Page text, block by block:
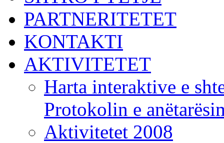
PARTNERITETET
KONTAKTI
AKTIVITETET
Harta interaktive e
Protokolin e
Aktivitetet 2008